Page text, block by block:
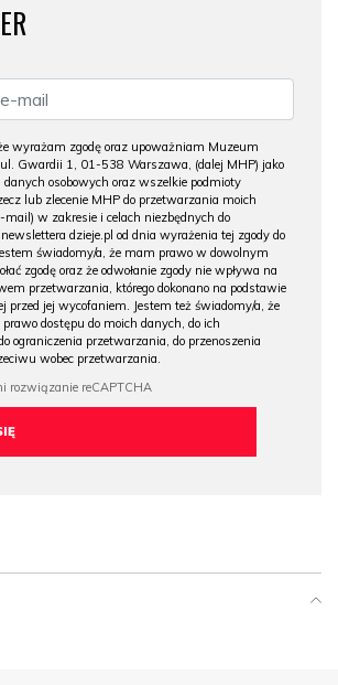
wyrażam zgodę oraz upoważniam Muzeum
Gwardii 1, 01-538 Warszawa, (dalej MHP) jako
osobowych oraz wszelkie podmioty
lub zlecenie MHP do przetwarzania moich
mail) w zakresie i celach niezbędnych do
dzieje.pl od dnia wyrażenia tej zgody do
świadomy/a, że mam prawo w dowolnym
zgodę oraz że odwołanie zgody nie wpływa na
przetwarzania, którego dokonano na podstawie
przed jej wycofaniem. Jestem też świadomy/a, że
dostępu do moich danych, do ich
ograniczenia przetwarzania, do przenoszenia
wobec przetwarzania.